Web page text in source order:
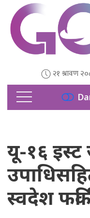
२१ श्रावण
यू-१६
स्वदेश